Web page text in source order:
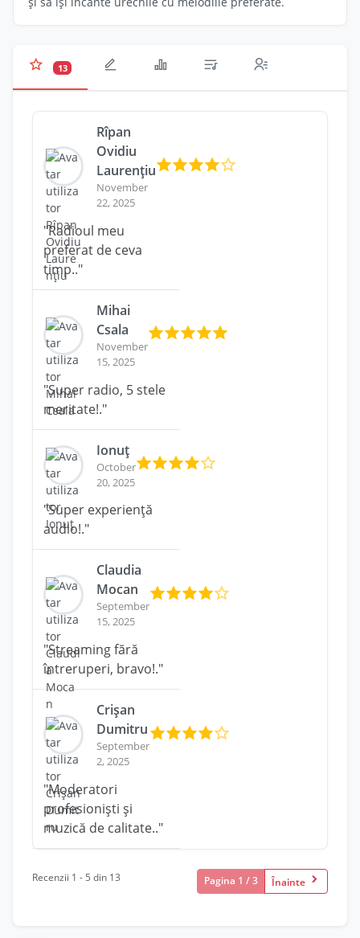
13
Rîpan
Ovidiu
Laurențiu
November
22, 2025
"Radioul meu
preferat de ceva
timp.."
Mihai
Csala
November
15, 2025
"Super radio, 5 stele
meritate!."
Ionuț
October
20, 2025
"Super experiență
audio!."
Claudia
Mocan
September
15, 2025
"Streaming fără
întreruperi, bravo!."
Crișan
Dumitru
September
2, 2025
"Moderatori
profesioniști și
muzică de calitate.."
Recenzii 1 - 5 din 13 Pagina 1 / 3 Înainte